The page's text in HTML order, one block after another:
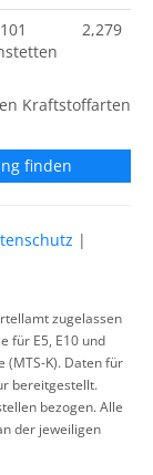
2,279
Kraftstoffarten
finden
|
zugelassen
für E5, E10 und
K). Daten für
bereitgestellt.
bezogen. Alle
der jeweiligen